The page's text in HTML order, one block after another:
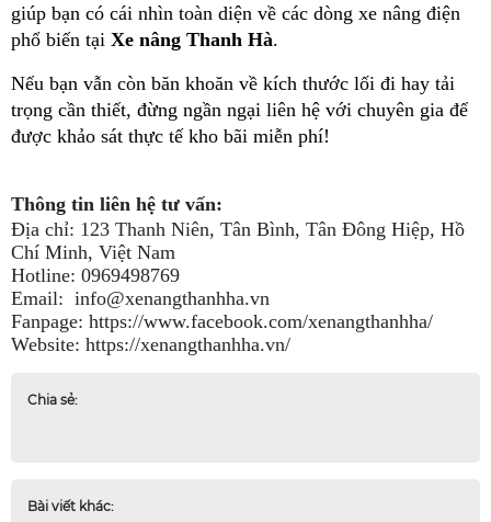
giúp bạn có cái nhìn toàn diện về các dòng xe nâng điện
phổ biến tại Xe nâng Thanh Hà.
Nếu bạn vẫn còn băn khoăn về kích thước lối đi hay tải
trọng cần thiết, đừng ngần ngại liên hệ với chuyên gia để
được khảo sát thực tế kho bãi miễn phí!
Thông tin liên hệ tư vấn:
Địa chỉ: 123 Thanh Niên, Tân Bình, Tân Đông Hiệp, Hồ
Chí Minh, Việt Nam
Hotline: 0969498769
Email: info@xenangthanhha.vn
Fanpage: https://www.facebook.com/xenangthanhha/
Website: https://xenangthanhha.vn/
Chia sẻ:
Bài viết khác: